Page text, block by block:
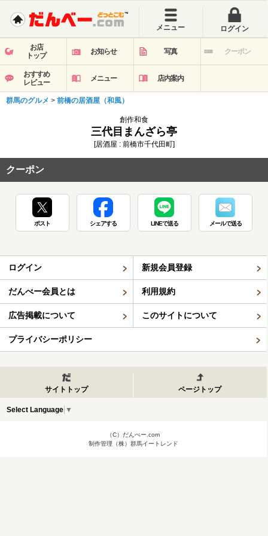
メニュー ログイン
お店
トップ
お知らせ 写真 クーポン
おすすめ
レビュー
メニュー 店内案内
群馬のグルメ > 前橋の居酒屋（和風）
創作和食
三代目まんざら亭
[居酒屋 : 前橋市千代田町]
クーポン
ポスト シェアする LINEで送る メールで送る
ログイン 新規会員登録
だんべー会員とは 利用規約
広告掲載について このサイトについて
プライバシーポリシー
サイトトップ ページトップ
Select Language ▼
（C）だんべー.com
制作管理（株）群馬イートレンド